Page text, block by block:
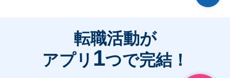
転職活動が
アプリ 1つで完結！